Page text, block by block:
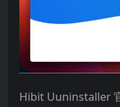
Hibit Uuninstaller